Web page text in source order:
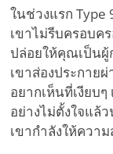
ในช่วงแรก Type
เขาไม่รีบครอบค
ปล่อยให้คุณเป็น
เขาส่องประกาย
อยากเห็นที่เงียบ
อย่างไม่ตั้งใจแล้
เขากำลังให้ควา